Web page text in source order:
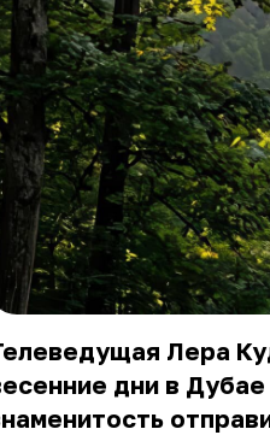
Лера
дни в